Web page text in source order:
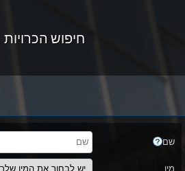
חיפוש הכרויות
שם
מין